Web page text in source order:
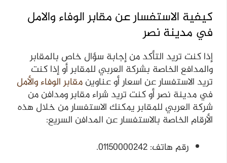
كيفية الاستفسار عن مقابر الوفاء والامل
في مدينة نصر
إذا كنت تريد التأكد من إجابة سؤال خاص بالمقابر
والمدافع الخاصة بشركة العربي للمقابر أو إذا كنت
تريد الاستفسار عن اسعار أو عناوينمقابر الوفاء والأمل
في مدينة نصر أو كنت تريد شراء مقابر ومدافن من
شركة العربي للمقابر يمكنك الاستفسار من خلال هذه
الأرقام الخاصة بالاستفسار عن المدافن السريع:
رقم هاتف: 01150000242.